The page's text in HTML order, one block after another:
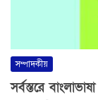
সম্পাদকীয়
সর্বস্তরে